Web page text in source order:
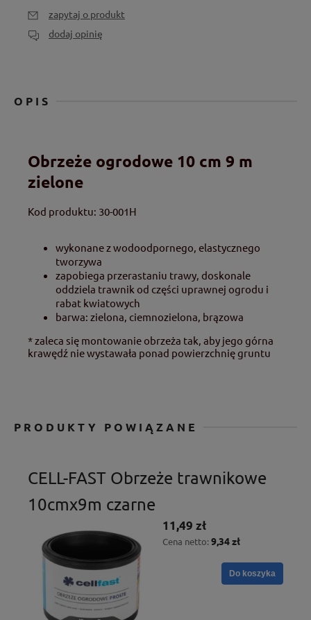
zapytaj o produkt
dodaj opinię
OPIS
Obrzeże ogrodowe 10 cm 9 m
zielone
Kod produktu: 30-001H
wykonane z wodoodpornego, elastycznego
tworzywa
zapobiega przerastaniu trawy, doskonale
oddziela trawnik od części uprawnej ogrodu i
rabat kwiatowych
barwa: zielona, ciemnozielona, brązowa
* zaleca się montowanie obrzeża tak, aby jego górna
krawędź nie wystawała ponad powierzchnię gruntu
PRODUKTY POWIĄZANE
CELL-FAST Obrzeże trawnikowe
10cmx9m czarne
11,49 zł
Cena netto: 9,34 zł
Do koszyka